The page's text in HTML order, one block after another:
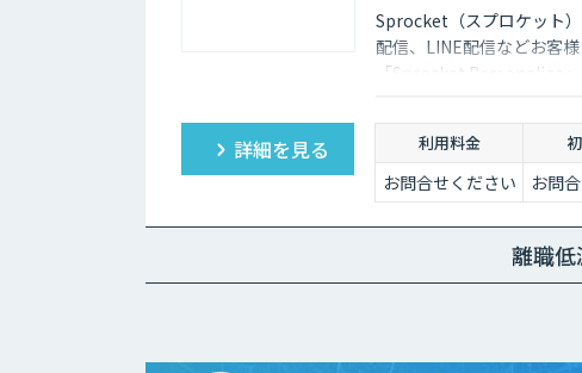
Sprocket（スプロケット
配信、LINE配信などお客
「Sprocket Personalize」
詳細を見る 利用料金
お問合せください お問
離職